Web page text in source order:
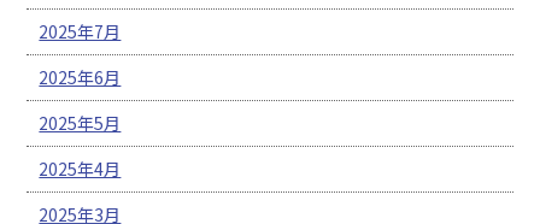
2025年7月
2025年6月
2025年5月
2025年4月
2025年3月